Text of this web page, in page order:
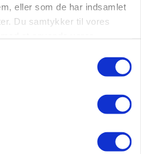
eller som de har indsamlet
Du samtykker til vores